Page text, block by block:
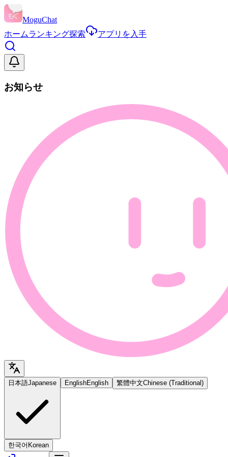
MoguChat
ホームランキング探索 アプリを入手
お知らせ
日本語Japanese EnglishEnglish 繁體中文Chinese (Traditional)
한국어 Korean